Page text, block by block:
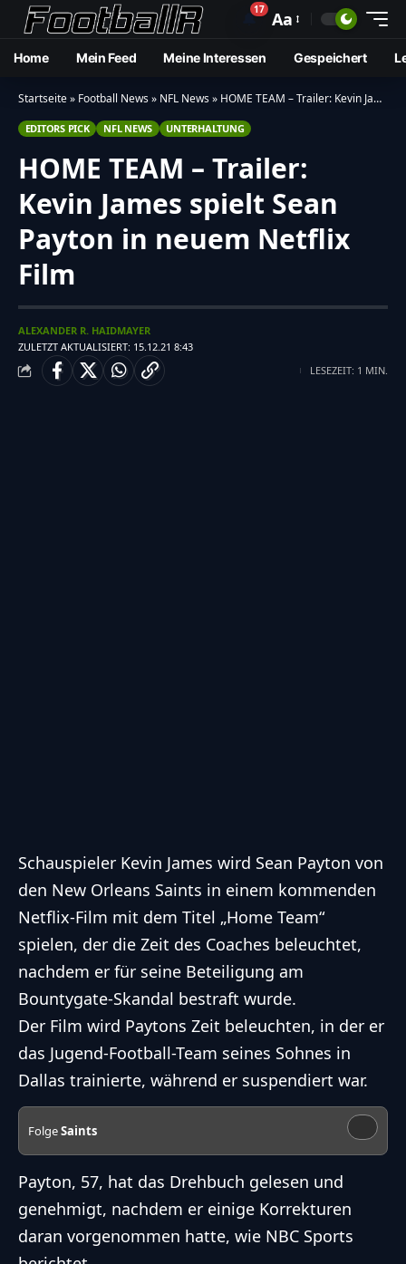
🔔17 Aa
Home Mein Feed Meine Interessen Gespeichert
Startseite» Football News» NFL News» HOME TEAM – Trailer: Kevin James spielt Sean Payton in neuem Netflix Film
EDITORS PICK NFL NEWS UNTERHALTUNG
HOME TEAM – Trailer:
Kevin James spielt Sean
Payton in neuem Netflix
Film
ZULETZT AKTUALISIERT: 15.12.21 8:43
ALEXANDER R. HAIDMAYER
LESEZEIT: 1 MIN.
Schauspieler Kevin James wird Sean Payton von
den New Orleans Saints in einem kommenden
Netflix-Film mit dem Titel „Home Team“
spielen, der die Zeit des Coaches beleuchtet,
nachdem er für seine Beteiligung am
Bountygate-Skandal bestraft wurde.
Der Film wird Paytons Zeit beleuchten, in der er
das Jugend-Football-Team seines Sohnes in
Dallas trainierte, während er suspendiert war.
FolgeSaints
Payton, 57, hat das Drehbuch gelesen und
genehmigt, nachdem er einige Korrekturen
daran vorgenommen hatte, wie NBC Sports